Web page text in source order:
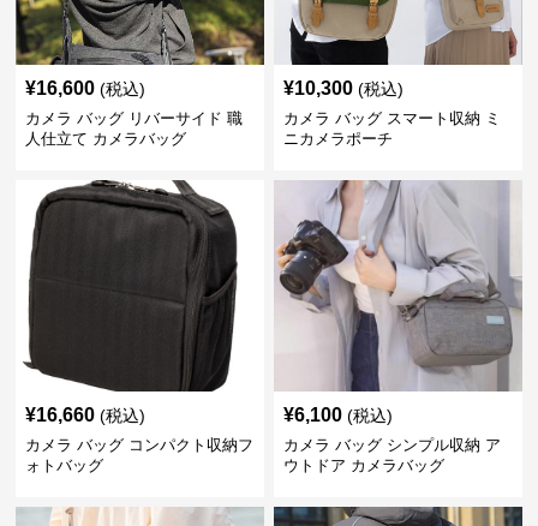
¥16,600 (税込)
カメラ バッグ リバーサイド 職
人仕立て カメラバッグ
¥10,300 (税込)
カメラ バッグ スマート収納 ミ
ニカメラポーチ
¥16,660 (税込)
カメラ バッグ コンパクト収納フ
ォトバッグ
¥6,100 (税込)
カメラ バッグ シンプル収納 ア
ウトドア カメラバッグ